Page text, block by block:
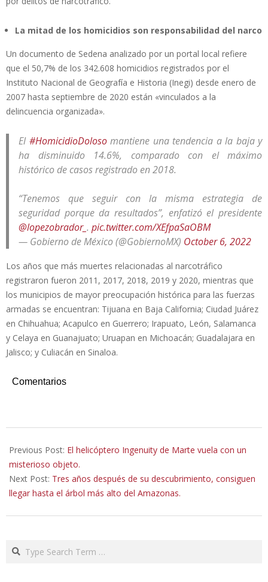
La mitad de los homicidios son responsabilidad del narco
Un documento de Sedena analizado por un portal local refiere
que el 50,7% de los 342.608 homicidios registrados por el
Instituto Nacional de Geografía e Historia (Inegi) desde enero de
2007 hasta septiembre de 2020 están «vinculados a la
delincuencia organizada».
El #HomicidioDolosomantiene una tendencia a la baja y
ha disminuido 14.6%, comparado con el máximo
histórico de casos registrado en 2018.
“Tenemos que seguir con la misma estrategia de
seguridad porque da resultados”, enfatizó el presidente
@lopezobrador_ . pic.twitter.com/XEfpaSaOBM
— Gobierno de México (@GobiernoMX) October 6, 2022
Los años que más muertes relacionadas al narcotráfico
registraron fueron 2011, 2017, 2018, 2019 y 2020, mientras que
los municipios de mayor preocupación histórica para las fuerzas
armadas se encuentran: Tijuana en Baja California; Ciudad Juárez
en Chihuahua; Acapulco en Guerrero; Irapuato, León, Salamanca
y Celaya en Guanajuato; Uruapan en Michoacán; Guadalajara en
Jalisco; y Culiacán en Sinaloa.
Comentarios
10-
11
Previous Post: El helicóptero Ingenuity de Marte vuela con un
misterioso objeto.
Next Post: Tres años después de su descubrimiento, consiguen
llegar hasta el árbol más alto del Amazonas.
Search